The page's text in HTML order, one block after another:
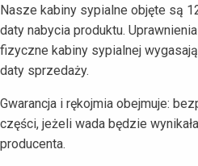
Nasze kabiny sypialne objęte są
daty nabycia produktu.
fizyczne kabiny sypialnej
daty sprzedaży.
Gwarancja i rękojmia obejmuje:
części, jeżeli wada będzie
producenta.